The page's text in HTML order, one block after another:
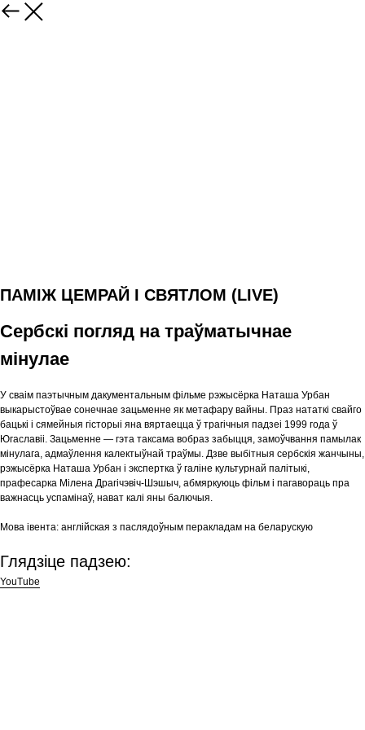
ПАМІЖ ЦЕМРАЙ І СВЯТЛОМ (LIVE)
Сербскі погляд на траўматычнае
мінулае
У сваім паэтычным дакументальным фільме рэжысёрка Наташа Урбан
выкарыстоўвае сонечнае зацьменне як метафару вайны. Праз нататкі свайго
бацькі і сямейныя гісторыі яна вяртаецца ў трагічныя падзеі 1999 года ў
Югаславіі. Зацьменне — гэта таксама вобраз забыцця, замоўчвання памылак
мінулага, адмаўлення калектыўнай траўмы. Дзве выбітныя сербскія жанчыны,
рэжысёрка Наташа Урбан і экспертка ў галіне культурнай палітыкі,
прафесарка Мілена Драгічэвіч-Шэшыч, абмяркуюць фільм і пагавораць пра
важнасць успамінаў, нават калі яны балючыя.
Мова івента: англійская з паслядоўным перакладам на беларускую
Глядзіце падзею:
YouTube